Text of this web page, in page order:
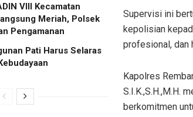
VIII Kecamatan
Meriah, Polsek
Pengamanan
Pati Harus Selaras
Supervisi ini
kepolisian
profesional, dan
Kapolres
S.I.K.,S.H.,M.H.
berkomitmen